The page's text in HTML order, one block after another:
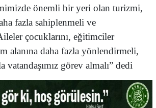
önemli bir yeri olan turizmi,
fazla sahiplenmeli ve
çocuklarını, eğitimciler
alanına daha fazla yönlendirmeli,
vatandaşımız görev almalı” dedi